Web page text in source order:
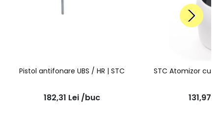
Pistol antifonare UBS / HR | STC
182,31 Lei /buc
STC Atomizor cu
131,97